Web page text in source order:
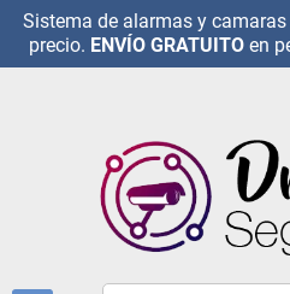
Sistema de alarmas y
precio. ENVÍO GRATUITOen